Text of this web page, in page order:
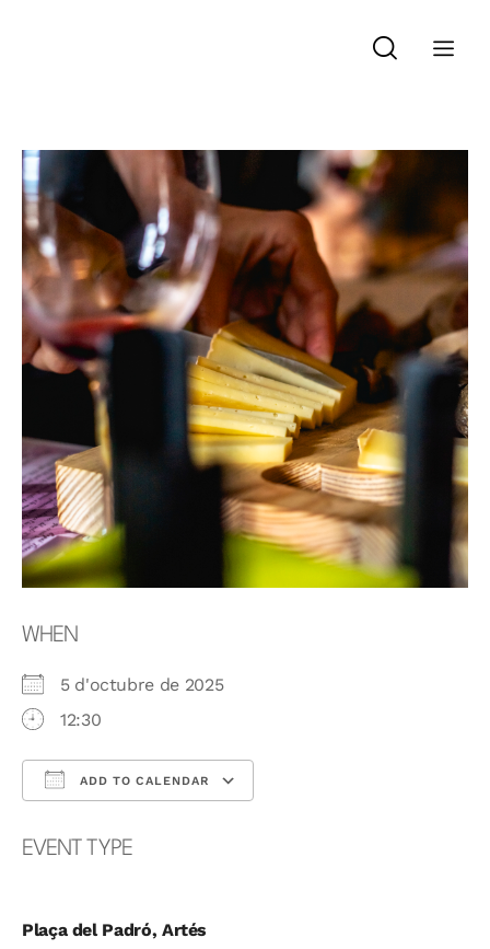
WHEN
5 d'octubre de 2025
12:30
ADD TO CALENDAR
EVENT TYPE
Plaça del Padró, Artés